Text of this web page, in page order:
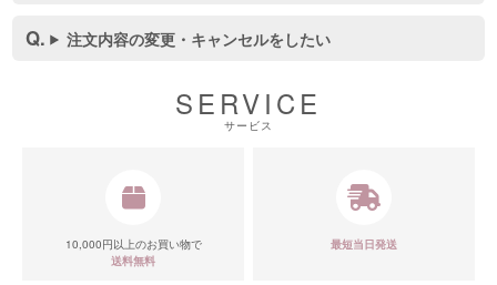
注文内容の変更・キャンセルをしたい
SERVICE
サービス
10,000円以上のお買い物で
送料無料
最短当日発送